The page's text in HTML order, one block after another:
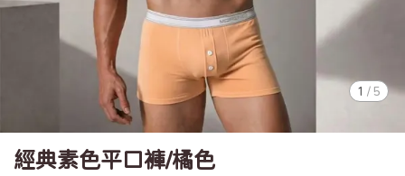
1 / 5
經典素色平口褲/橘色